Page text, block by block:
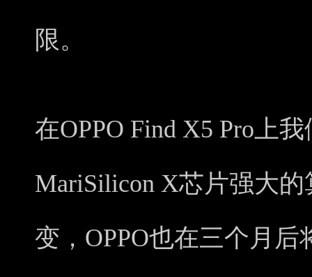
限。
在OPPO Find X5 Pro上
MariSilicon X芯片强大
变，OPPO也在三个月后